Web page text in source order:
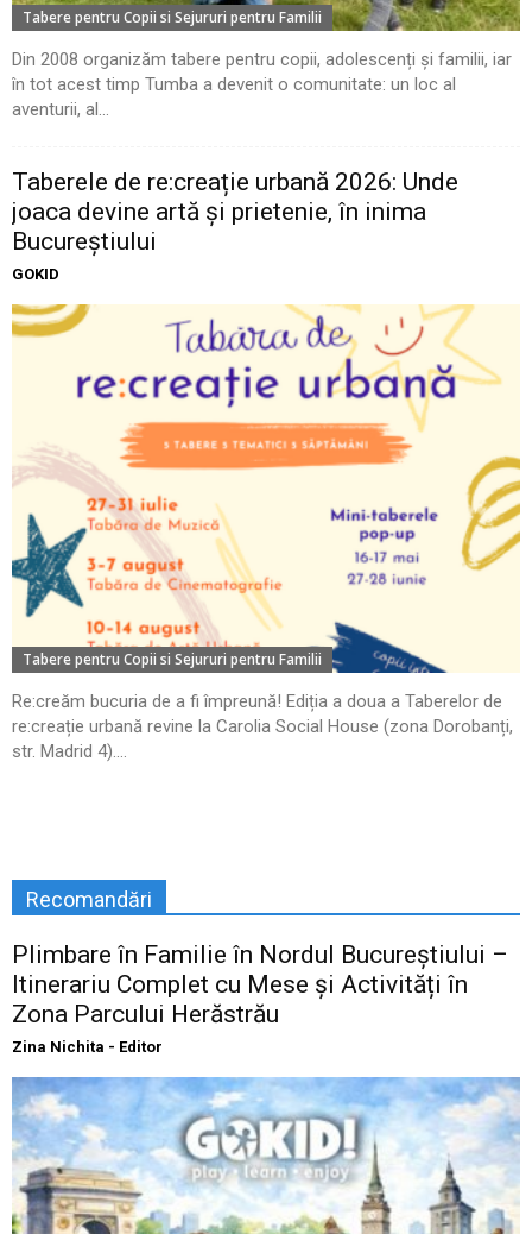
Tabere pentru Copii si Sejururi pentru Familii
Din 2008 organizăm tabere pentru copii, adolescenți și familii, iar
în tot acest timp Tumba a devenit o comunitate: un loc al
aventurii, al...
Taberele de re:creație urbană 2026: Unde
joaca devine artă și prietenie, în inima
Bucureștiului
GOKID
Tabere pentru Copii si Sejururi pentru Familii
Re:creăm bucuria de a fi împreună! Ediția a doua a Taberelor de
re:creație urbană revine la Carolia Social House (zona Dorobanți,
str. Madrid 4)....
Recomandări
Plimbare în Familie în Nordul Bucureștiului –
Itinerariu Complet cu Mese și Activități în
Zona Parcului Herăstrău
Zina Nichita - Editor